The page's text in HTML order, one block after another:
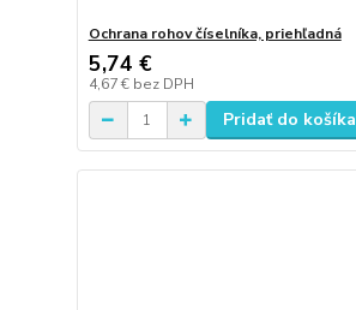
Ochrana rohov číselníka, priehľadná
5,74 €
4,67 € bez DPH
Pridať do košíka